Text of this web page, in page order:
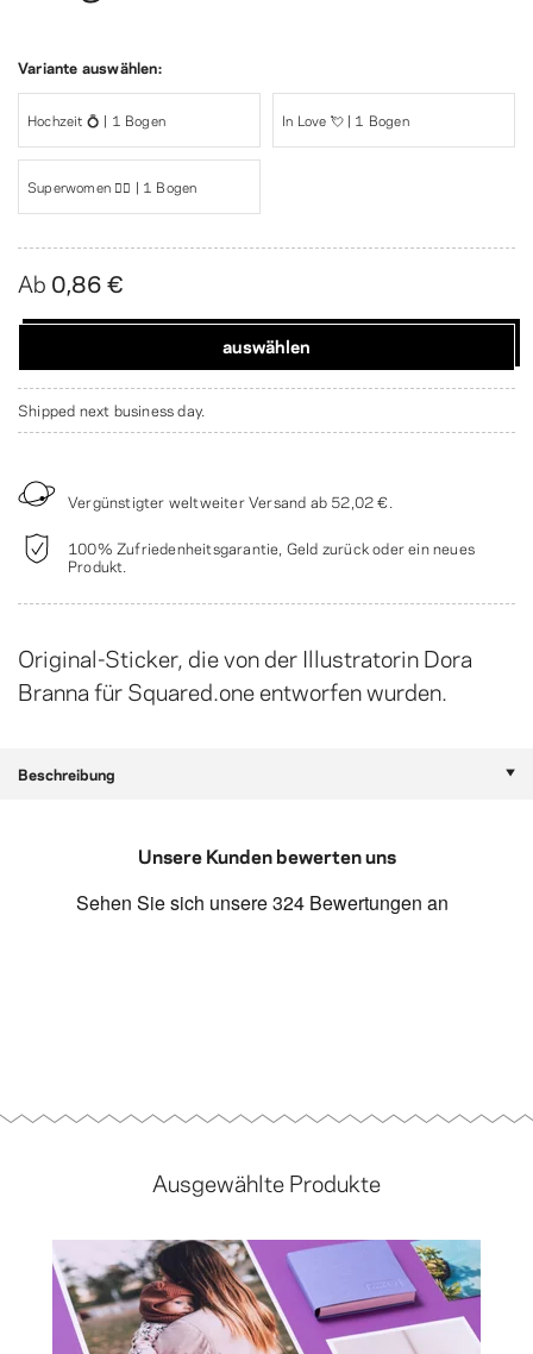
Original-Sticker, die von der Illustratorin Dora
Branna für Squared.one entworfen wurden.
Variante auswählen:
Hochzeit 💍 | 1 Bogen In Love 💘 | 1 Bogen
Superwomen 🦸‍♀️ | 1 Bogen
Ab 0,86 €
auswählen
Shipped next business day.
Vergünstigter weltweiter Versand ab 52,02 €
100% Zufriedenheitsgarantie, Geld zurück oder ein neues
Produkt.
Beschreibung
Unsere Kunden bewerten uns
Ausgewählte Produkte